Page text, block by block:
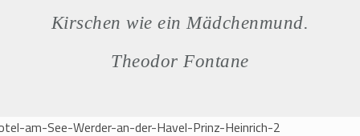
Kirschen wie ein Mädchenmund.
Theodor Fontane